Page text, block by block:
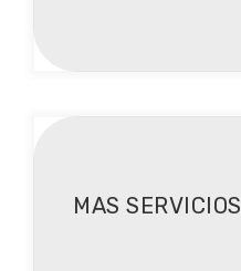
MAS SERVICIOS